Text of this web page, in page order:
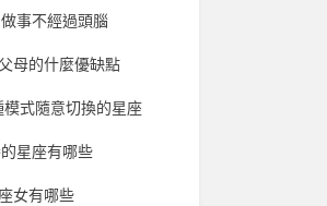
事不經過頭腦
母的什麼優缺點
式隨意切換的星座
星座有哪些
女有哪些